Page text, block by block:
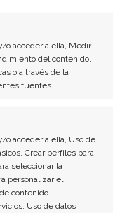
o acceder a ella, Medir
del contenido,
o a través de la
fuentes.
o acceder a ella, Uso de
Crear perfiles para
seleccionar la
personalizar el
contenido
Uso de datos